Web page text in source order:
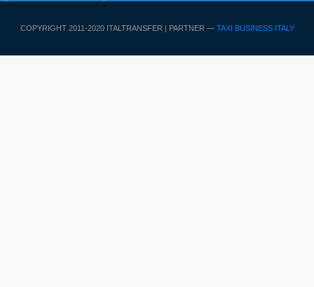
COPYRIGHT 2011-2020 ITALTRANSFER | PARTNER — TAXI BUSINESS ITALY